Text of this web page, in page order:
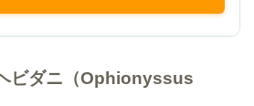
ビダニ（Ophionyssus